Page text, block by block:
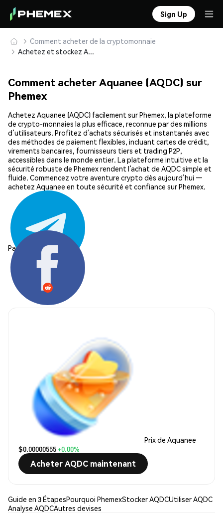
Sign Up
Comment acheter de la cryptomonnaie
Achetez et stockez Aquanee (AQDC) en toute sécurité
Comment acheter Aquanee (AQDC) sur
Phemex
Achetez Aquanee (AQDC) facilement sur Phemex, la plateforme
de crypto-monnaies la plus efficace, reconnue par des millions
d’utilisateurs. Profitez d’achats sécurisés et instantanés avec
des méthodes de paiement flexibles, incluant cartes de crédit,
virements bancaires, fournisseurs tiers et trading P2P,
accessibles dans le monde entier. La plateforme intuitive et la
sécurité robuste de Phemex rendent l’achat de AQDC simple et
fluide. Commencez votre aventure crypto dès aujourd’hui —
achetez Aquanee en toute sécurité et confiance sur Phemex.
Partager:
Prix de Aquanee
$0.00000555+0.00%
Acheter AQDC maintenant
Guide en 3 ÉtapesPourquoi PhemexStocker AQDCUtiliser AQDC
Analyse AQDCAutres devises